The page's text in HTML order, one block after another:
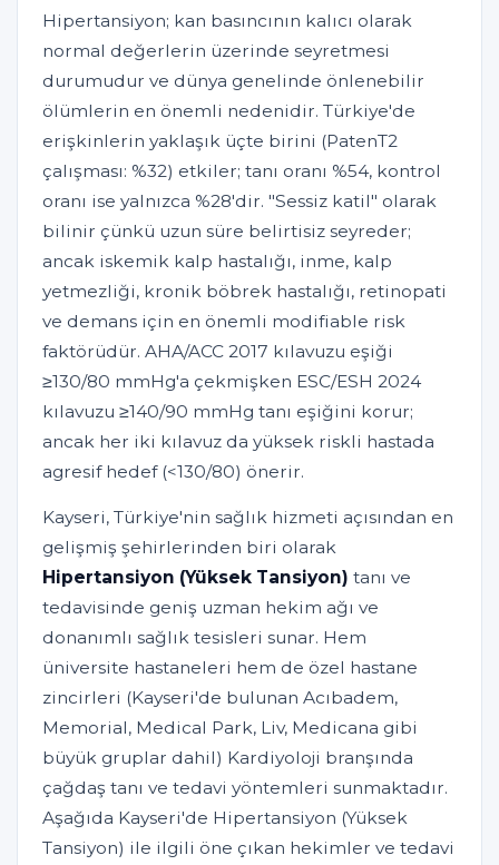
Hipertansiyon; kan basıncının kalıcı olarak
normal değerlerin üzerinde seyretmesi
durumudur ve dünya genelinde önlenebilir
ölümlerin en önemli nedenidir. Türkiye'de
erişkinlerin yaklaşık üçte birini (PatenT2
çalışması: %32) etkiler; tanı oranı %54, kontrol
oranı ise yalnızca %28'dir. "Sessiz katil" olarak
bilinir çünkü uzun süre belirtisiz seyreder;
ancak iskemik kalp hastalığı, inme, kalp
yetmezliği, kronik böbrek hastalığı, retinopati
ve demans için en önemli modifiable risk
faktörüdür. AHA/ACC 2017 kılavuzu eşiği
≥130/80 mmHg'a çekmişken ESC/ESH 2024
kılavuzu ≥140/90 mmHg tanı eşiğini korur;
ancak her iki kılavuz da yüksek riskli hastada
agresif hedef (<130/80) önerir.
Kayseri, Türkiye'nin sağlık hizmeti açısından en
gelişmiş şehirlerinden biri olarak
Hipertansiyon (Yüksek Tansiyon) tanı ve
tedavisinde geniş uzman hekim ağı ve
donanımlı sağlık tesisleri sunar. Hem
üniversite hastaneleri hem de özel hastane
zincirleri (Kayseri'de bulunan Acıbadem,
Memorial, Medical Park, Liv, Medicana gibi
büyük gruplar dahil) Kardiyoloji branşında
çağdaş tanı ve tedavi yöntemleri sunmaktadır.
Aşağıda Kayseri'de Hipertansiyon (Yüksek
Tansiyon) ile ilgili öne çıkan hekimler ve tedavi